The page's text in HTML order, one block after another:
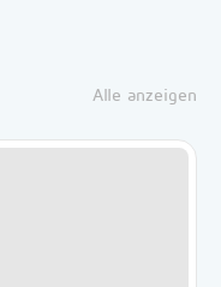
Alle anzeigen